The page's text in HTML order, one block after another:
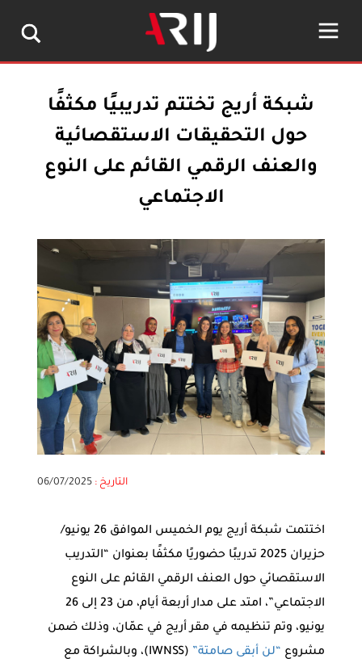
شبكة أريج تختتم تدريبيًا مكثفًا
حول التحقيقات الاستقصائية
والعنف الرقمي القائم على النوع
الاجتماعي
التاريخ :06/07/2025
اختتمت شبكة أريج يوم الخميس الموافق 26 يونيو/
حزيران 2025 تدريبًا حضوريًا مكثفًا بعنوان “التدريب
الاستقصائي حول العنف الرقمي القائم على النوع
الاجتماعي”، امتد على مدار أربعة أيام، من 23 إلى 26
يونيو، وتم تنظيمه في مقر أريج في عمّان، وذلك ضمن
مشروع “لن أبقى صامتة”
(IWNSS)، وبالشراكة مع